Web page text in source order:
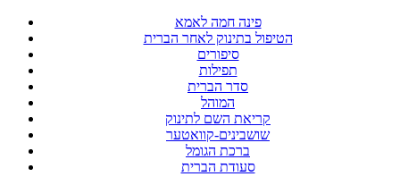
פינה חמה לאמא
הטיפול בתינוק לאחר הברית
סיפורים
תפילות
סדר הברית
המוהל
קריאת השם לתינוק
שושבינים-קוואטער
ברכת הגומל
סעודת הברית